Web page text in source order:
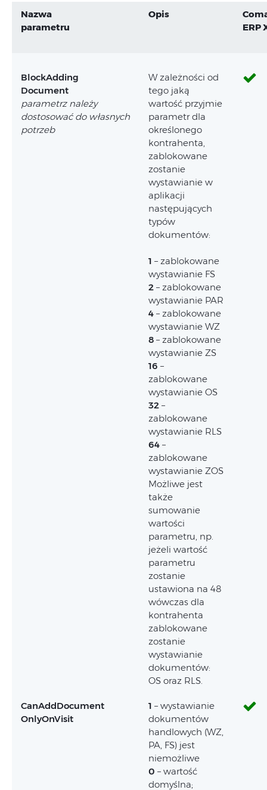
Nazwa
parametru
Opis
ERP
BlockAdding
Document
parametrz należy
dostosować do własnych
potrzeb
W zależności od
tego jaką
wartość przyjmie
parametr dla
określonego
kontrahenta,
zablokowane
zostanie
wystawianie w
aplikacji
następujących
typów
dokumentów:
1 – zablokowane
wystawianie FS
2 – zablokowane
wystawianie PAR
4 – zablokowane
wystawianie WZ
8 – zablokowane
wystawianie ZS
16 –
zablokowane
wystawianie OS
32 –
zablokowane
wystawianie RLS
64 –
zablokowane
wystawianie ZOS
Możliwe jest
także
sumowanie
wartości
parametru, np.
jeżeli wartość
parametru
zostanie
ustawiona na 48
wówczas dla
kontrahenta
zablokowane
zostanie
wystawianie
dokumentów:
OS oraz RLS.
CanAddDocument
OnlyOnVisit
1 – wystawianie
dokumentów
handlowych (WZ,
PA, FS) jest
niemożliwe
0 – wartość
domyślna;